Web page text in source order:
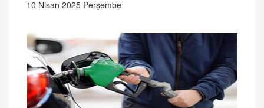
10 Nisan 2025 Perşembe